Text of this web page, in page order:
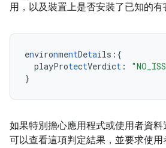
用，以及裝置上是否安裝了已知的有
environmentDetails :{
playProtectVerdict :
}
如果特別擔心應用程式或使用者資
可以查看這項判定結果，並要求使